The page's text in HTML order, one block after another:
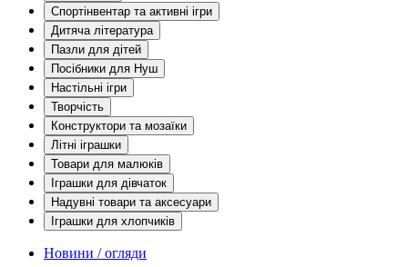
Спортінвентар та активні ігри
Дитяча література
Пазли для дітей
Посібники для Нуш
Настільні ігри
Творчість
Конструктори та мозаїки
Літні іграшки
Товари для малюків
Іграшки для дівчаток
Надувні товари та аксесуари
Іграшки для хлопчиків
Новини / огляди